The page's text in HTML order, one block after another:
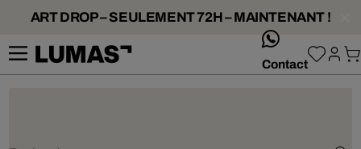
ART DROP – SEULEMENT 72H – MAINTENANT !
Contact